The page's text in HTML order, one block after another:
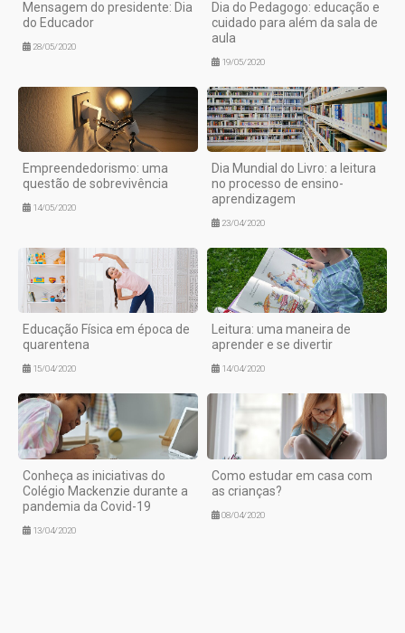
Mensagem do presidente: Dia
do Educador
28/05/2020
Dia do Pedagogo: educação e
cuidado para além da sala de
aula
19/05/2020
Empreendedorismo: uma
questão de sobrevivência
14/05/2020
Dia Mundial do Livro: a leitura
no processo de ensino-
aprendizagem
23/04/2020
Educação Física em época de
quarentena
15/04/2020
Leitura: uma maneira de
aprender e se divertir
14/04/2020
Conheça as iniciativas do
Colégio Mackenzie durante a
pandemia da Covid-19
13/04/2020
Como estudar em casa com
as crianças?
08/04/2020